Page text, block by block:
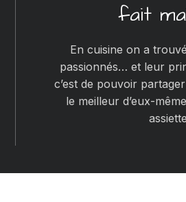
fait
En cuisine on a
passionnés… et leur
c’est de pouvoir
le meilleur d’eux-